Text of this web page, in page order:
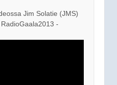
Jim Solatie (JMS)
-